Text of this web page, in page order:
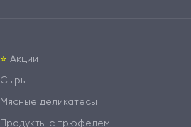
⭐️ Акции
Сыры
Мясные деликатесы
Продукты с трюфелем